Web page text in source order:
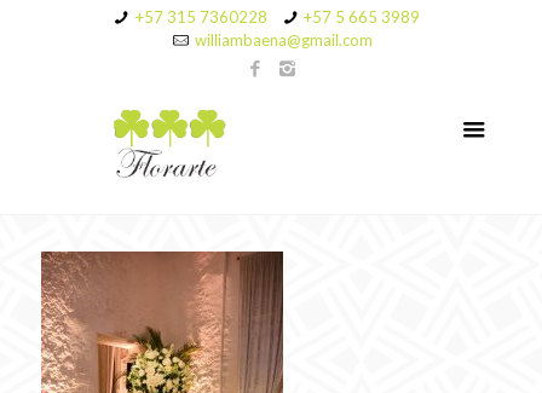
+57 315 7360228
+57 5 665 3989
williambaena@gmail.com